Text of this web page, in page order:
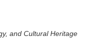
and Cultural Heritage